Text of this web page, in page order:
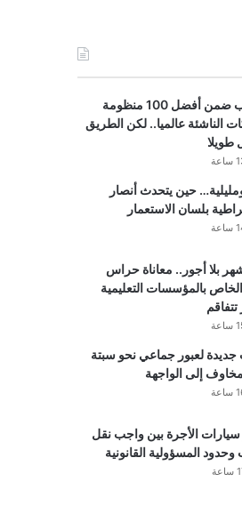
المغرب ضمن أفضل 100 منظومة
الناشئة عالميا.. لكن الطريق
طويلا
حين يتحدث أنصار
بلسان الاستعمار
بلا أجور.. معاناة حراس
بالمؤسسات التعليمية
تتفاقم
لعبور جماعي نحو سبتة
إلى الواجهة
الأجرة بين واجب نقل
وحدود المسؤولية القانونية